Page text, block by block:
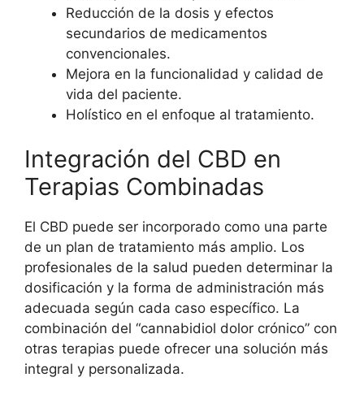
Reducción de la dosis y efectos
secundarios de medicamentos
convencionales.
Mejora en la funcionalidad y calidad de
vida del paciente.
Holístico en el enfoque al tratamiento.
Integración del CBD en
Terapias Combinadas
El CBD puede ser incorporado como una parte
de un plan de tratamiento más amplio. Los
profesionales de la salud pueden determinar la
dosificación y la forma de administración más
adecuada según cada caso específico. La
combinación del “cannabidiol dolor crónico” con
otras terapias puede ofrecer una solución más
integral y personalizada.